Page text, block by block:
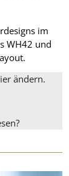
im
WH42 und
ändern.